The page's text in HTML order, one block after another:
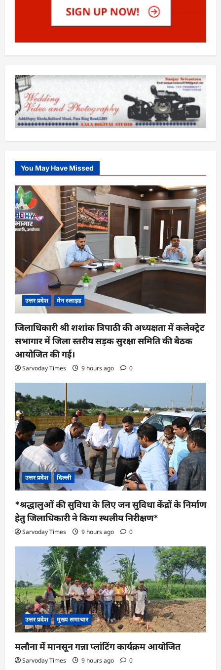
You May Have Missed
उत्तर प्रदेश मेन स्लाइड
जिलाधिकारी श्री शशांक त्रिपाठी की अध्यक्षता में कलेक्ट्रेट
सभागार में जिला स्तरीय सड़क सुरक्षा समिति की बैठक
आयोजित की गई।
Sarvoday Times 9 hours ago 0
उत्तर प्रदेश दिल्ली
*श्रद्धालुओं की सुविधा के लिए जन सुविधा केंद्रों के निर्माण
हेतु जिलाधिकारी ने किया स्थलीय निरीक्षण*
Sarvoday Times 9 hours ago 0
उत्तर प्रदेश मुख्य समाचार
मलौना में मानसून गन्ना प्लांटिंग कार्यक्रम आयोजित
Sarvoday Times 9 hours ago 0